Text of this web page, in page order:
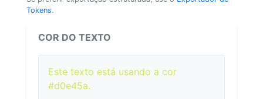
Tokens.
COR DO TEXTO
Este texto está usando a cor
#d0e45a.